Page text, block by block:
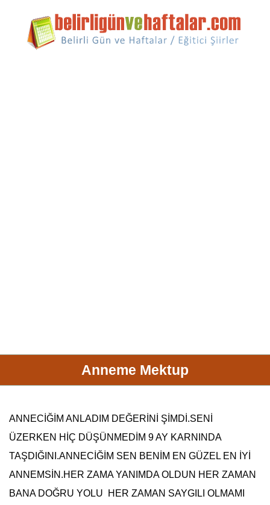
Anneme Mektup
ANNECİĞİM ANLADIM DEĞERİNİ ŞİMDİ.SENİ
ÜZERKEN HİÇ DÜŞÜNMEDİM 9 AY KARNINDA
TAŞDIĞINI.ANNECİĞİM SEN BENİM EN GÜZEL EN İYİ
ANNEMSİN.HER ZAMA YANIMDA OLDUN HER ZAMAN
BANA DOĞRU YOLU HER ZAMAN SAYGILI OLMAMI